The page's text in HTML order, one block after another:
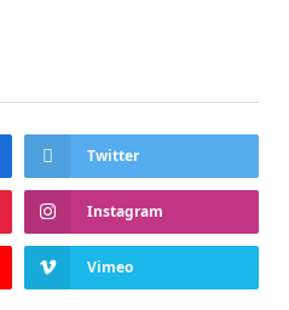
Twitter
Instagram
Vimeo